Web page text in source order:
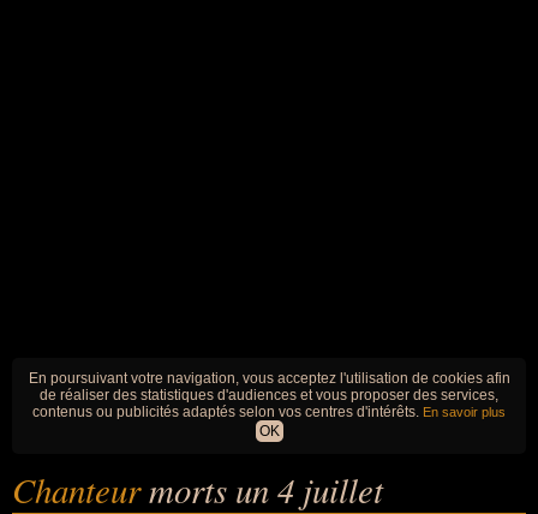
En poursuivant votre navigation, vous acceptez l'utilisation de cookies afin
de réaliser des statistiques d'audiences et vous proposer des services,
contenus ou publicités adaptés selon vos centres d'intérêts. En savoir plus
OK
Chanteurmorts un 4 juillet